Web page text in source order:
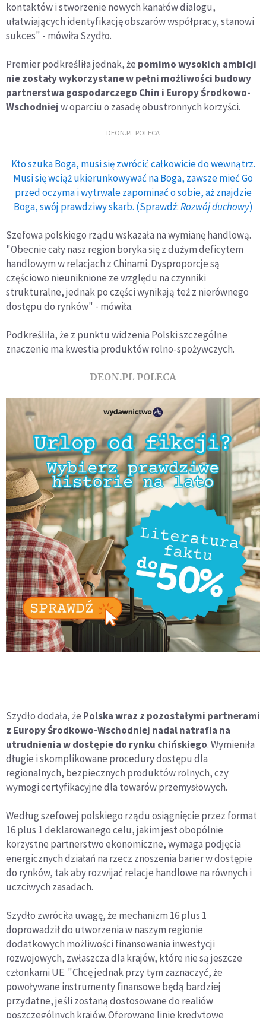
kontaktów i stworzenie nowych kanałów dialogu,
ułatwiających identyfikację obszarów współpracy, stanowi
sukces" - mówiła Szydło.
Premier podkreśliła jednak, że pomimo wysokich ambicji
nie zostały wykorzystane w pełni możliwości budowy
partnerstwa gospodarczego Chin i Europy Środkowo-
Wschodniejw oparciu o zasadę obustronnych korzyści.
DEON.PL POLECA
Kto szuka Boga, musi się zwrócić całkowicie do wewnątrz.
Musi się wciąż ukierunkowywać na Boga, zawsze mieć Go
przed oczyma i wytrwale zapominać o sobie, aż znajdzie
Boga, swój prawdziwy skarb. (Sprawdź:Rozwój duchowy)
Szefowa polskiego rządu wskazała na wymianę handlową.
"Obecnie cały nasz region boryka się z dużym deficytem
handlowym w relacjach z Chinami. Dysproporcje są
częściowo nieuniknione ze względu na czynniki
strukturalne, jednak po części wynikają też z nierównego
dostępu do rynków" - mówiła.
Podkreśliła, że z punktu widzenia Polski szczególne
znaczenie ma kwestia produktów rolno-spożywczych.
DEON.PL POLECA
Szydło dodała, że Polska wraz z pozostałymi partnerami
z Europy Środkowo-Wschodniej nadal natrafia na
utrudnienia w dostępie do rynku chińskiego. Wymieniła
długie i skomplikowane procedury dostępu dla
regionalnych, bezpiecznych produktów rolnych, czy
wymogi certyfikacyjne dla towarów przemysłowych.
Według szefowej polskiego rządu osiągnięcie przez format
16 plus 1 deklarowanego celu, jakim jest obopólnie
korzystne partnerstwo ekonomiczne, wymaga podjęcia
energicznych działań na rzecz znoszenia barier w dostępie
do rynków, tak aby rozwijać relacje handlowe na równych i
uczciwych zasadach.
Szydło zwróciła uwagę, że mechanizm 16 plus 1
doprowadził do utworzenia w naszym regionie
dodatkowych możliwości finansowania inwestycji
rozwojowych, zwłaszcza dla krajów, które nie są jeszcze
członkami UE. "Chcę jednak przy tym zaznaczyć, że
powoływane instrumenty finansowe będą bardziej
przydatne, jeśli zostaną dostosowane do realiów
poszczególnych krajów. Oferowane linie kredytowe